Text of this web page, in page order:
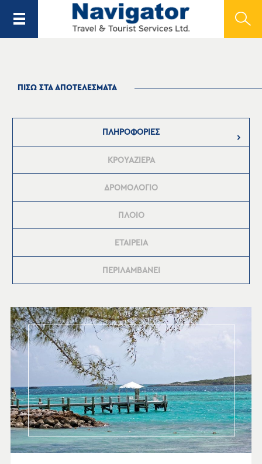
ΠΙΣΩ ΣΤΑ ΑΠΟΤΕΛΕΣΜΑΤΑ
ΠΛΗΡΟΦΟΡΙΕΣ
ΚΡΟΥΑΖΙΕΡΑ
ΔΡΟΜΟΛΟΓΙΟ
ΠΛΟΙΟ
ΕΤΑΙΡΕΙΑ
ΠΕΡΙΛΑΜΒΑΝΕΙ